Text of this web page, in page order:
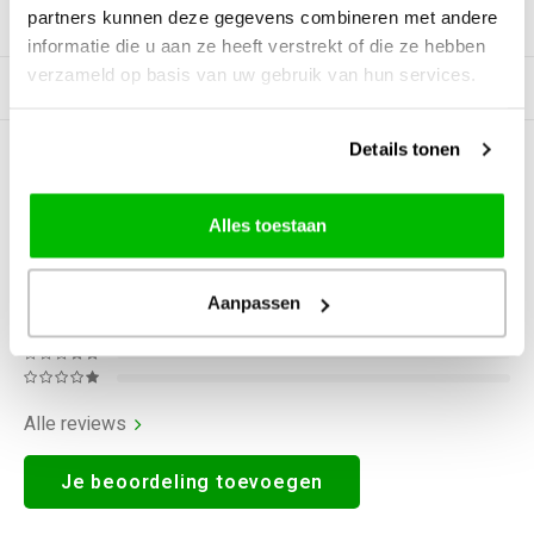
partners kunnen deze gegevens combineren met andere
informatie die u aan ze heeft verstrekt of die ze hebben
verzameld op basis van uw gebruik van hun services.
Details tonen
Alles toestaan
Aanpassen
Productomschrijving
Gerelateerde producten
BEOORDELINGEN
Alle reviews
Je beoordeling toevoegen